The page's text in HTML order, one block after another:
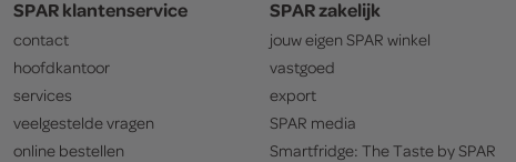
SPAR klantenservice
contact
hoofdkantoor
services
veelgestelde vragen
online bestellen
SPAR zakelijk
jouw eigen SPAR winkel
vastgoed
export
SPAR media
Smartfridge: The Taste bySPAR